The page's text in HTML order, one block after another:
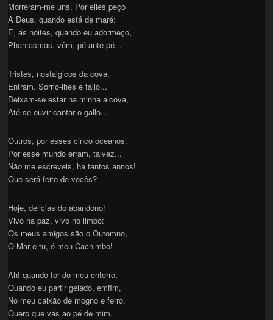
Morreram-me uns. Por elles peço
A Deus, quando está de maré:
E, ás noites, quando eu adormeço,
Phantasmas, vêm, pé ante pé...
Tristes, nostalgicos da cova,
Entram. Sorrio-lhes e fallo...
Deixam-se estar na minha alcova,
Até se ouvir cantar o gallo...
Outros, por esses cinco oceanos,
Por esse mundo erram, talvez...
Não me escreveis, ha tantos annos!
Que será feito de vocês?
Hoje, delicias do abandono!
Vivo na paz, vivo no limbo:
Os meus amigos são o Outomno,
O Mar e tu, ó meu Cachimbo!
Ah! quando for do meu enterro,
Quando eu partir gelado, emfim,
No meu caixão de mogno e ferro,
Quero que vás ao pé de mim.